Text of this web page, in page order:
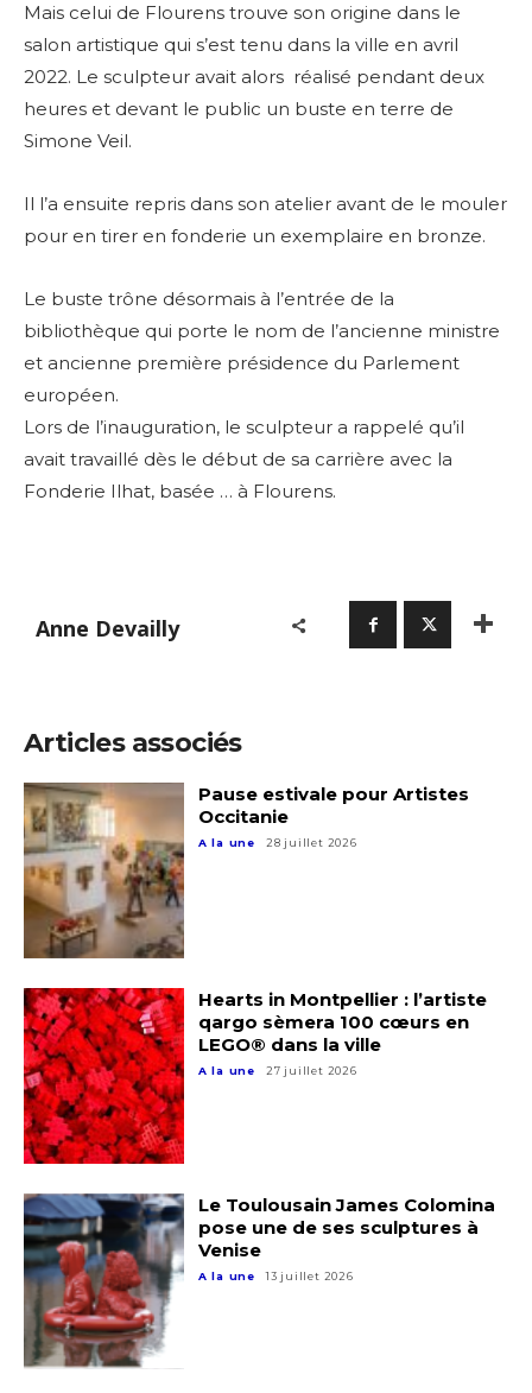
Adresse email*
Nom
Prénom
Statut / Organisation
Adresse email*
Mais celui de Flourens trouve son origine dans le
salon artistique qui s’est tenu dans la ville en avril
2022. Le sculpteur avait alors réalisé pendant deux
heures et devant le public un buste en terre de
Simone Veil.
Il l’a ensuite repris dans son atelier avant de le mouler
pour en tirer en fonderie un exemplaire en bronze.
Le buste trône désormais à l’entrée de la
bibliothèque qui porte le nom de l’ancienne ministre
et ancienne première présidence du Parlement
européen.
Lors de l’inauguration, le sculpteur a rappelé qu’il
avait travaillé dès le début de sa carrière avec la
Fonderie Ilhat, basée … à Flourens.
Anne Devailly
Articles associés
Pause estivale pour Artistes
Occitanie
A la une 28 juillet 2026
Hearts in Montpellier : l’artiste
qargo sèmera 100 cœurs en
LEGO® dans la ville
A la une 27 juillet 2026
Le Toulousain James Colomina
pose une de ses sculptures à
Venise
A la une 13 juillet 2026